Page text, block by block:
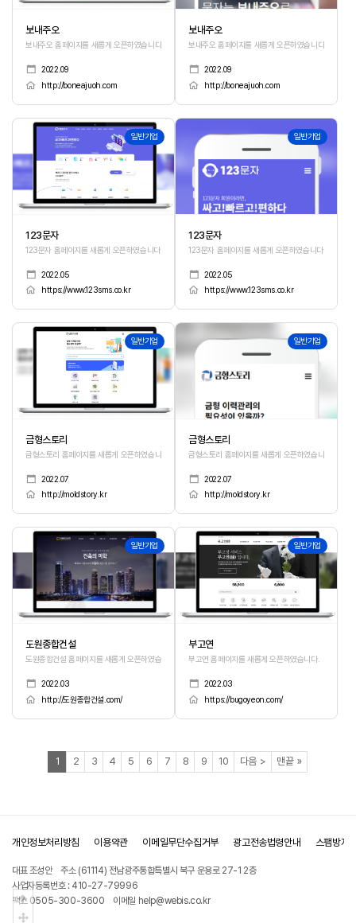
보내주오
보내주오 홈페이지를 새롭게 오픈하였습니다.
2022.09
http://boneajuoh.com
보내주오
보내주오 홈페이지를 새롭게 오픈하였습니다.
2022.09
http://boneajuoh.com
일반기업
123문자
123문자 홈페이지를 새롭게 오픈하였습니다.
2022.05
https://www.123sms.co.kr
일반기업
123문자
123문자 홈페이지를 새롭게 오픈하였습니다.
2022.05
https://www.123sms.co.kr
일반기업
금형스토리
금형스토리 홈페이지를 새롭게 오픈하였습니다.
2022.07
http://moldstory.kr
일반기업
금형스토리
금형스토리 홈페이지를 새롭게 오픈하였습니다.
2022.07
http://moldstory.kr
일반기업
도원종합건설
도원종합건설 홈페이지를 새롭게 오픈하였습니다.
2022.03
http://도원종합건설.com/
일반기업
부고연
부고연 홈페이지를 새롭게 오픈하였습니다.
2022.03
https://bugoyeon.com/
열린
1 페이지
2페이지
3페이지
4페이지
5페이지
6페이지
7페이지
8페이지
9페이지
10 페이지
다음 페이지
> 맨끝 페이지
»
개인정보처리방침 이용약관 이메일무단수집거부 광고전송법령안내 스팸방지
대표 조성안
주소 (61114) 전남광주통합특별시 북구 운용로 27-1 2층
사업자등록번호 : 410-27-79996
팩스 0505-300-3600
이메일 help@webis.co.kr
상단으로
중간으로